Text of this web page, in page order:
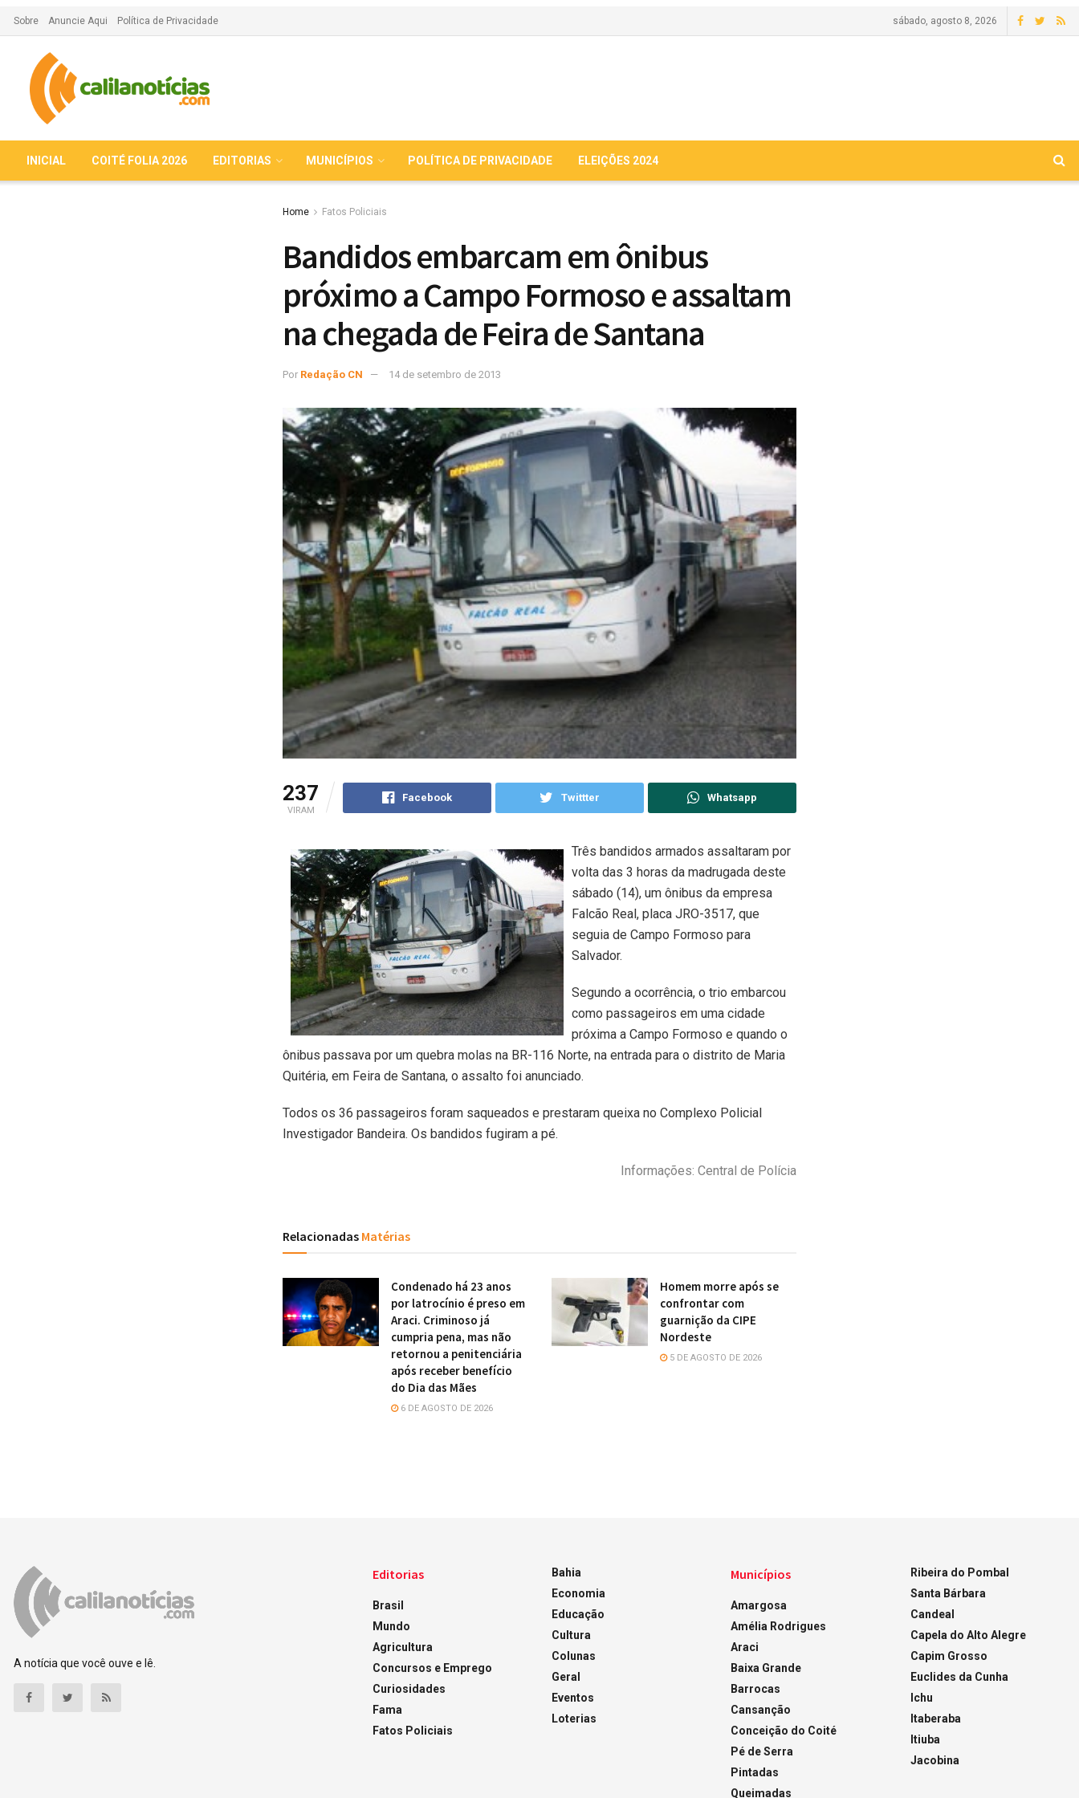
Sobre Anuncie Aqui Política de Privacidade sábado, agosto 8, 2026
INICIAL COITÉ FOLIA 2026 EDITORIAS MUNICÍPIOS POLÍTICA DE PRIVACIDADE ELEIÇÕES 2024
Home Fatos Policiais
Bandidos embarcam em ônibus
próximo a Campo Formoso e assaltam
na chegada de Feira de Santana
Por Redação CN 14 de setembro de 2013
237
VIRAM
Facebook Twittter Whatsapp
Três bandidos armados assaltaram por
volta das 3 horas da madrugada deste
sábado (14), um ônibus da empresa
Falcão Real, placa JRO-3517, que
seguia de Campo Formoso para
Salvador.
Segundo a ocorrência, o trio embarcou
como passageiros em uma cidade
próxima a Campo Formoso e quando o
ônibus passava por um quebra molas na BR-116 Norte, na entrada para o distrito de Maria
Quitéria, em Feira de Santana, o assalto foi anunciado.
Todos os 36 passageiros foram saqueados e prestaram queixa no Complexo Policial
Investigador Bandeira. Os bandidos fugiram a pé.
Informações: Central de Polícia
Relacionadas Matérias
Condenado há 23 anos
por latrocínio é preso em
Araci. Criminoso já
cumpria pena, mas não
retornou a penitenciária
após receber benefício
do Dia das Mães
6 DE AGOSTO DE 2026
Homem morre após se
confrontar com
guarnição da CIPE
Nordeste
5 DE AGOSTO DE 2026
A notícia que você ouve e lê.
Editorias
Brasil
Mundo
Agricultura
Concursos e Emprego
Curiosidades
Fama
Fatos Policiais
Bahia
Economia
Educação
Cultura
Colunas
Geral
Eventos
Loterias
Municípios
Amargosa
Amélia Rodrigues
Araci
Baixa Grande
Barrocas
Cansanção
Conceição do Coité
Pé de Serra
Pintadas
Queimadas
Ribeira do Pombal
Santa Bárbara
Candeal
Capela do Alto Alegre
Capim Grosso
Euclides da Cunha
Ichu
Itaberaba
Itiuba
Jacobina